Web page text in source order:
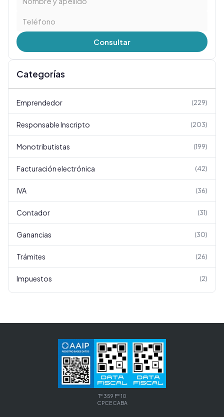
Consultar
Categorías
Emprendedor (229)
Responsable Inscripto (203)
Monotributistas (199)
Facturación electrónica (42)
IVA (36)
Contador (31)
Ganancias (30)
Trámites (26)
Impuestos (2)
Tº 359 Fº 10
CPCECABA